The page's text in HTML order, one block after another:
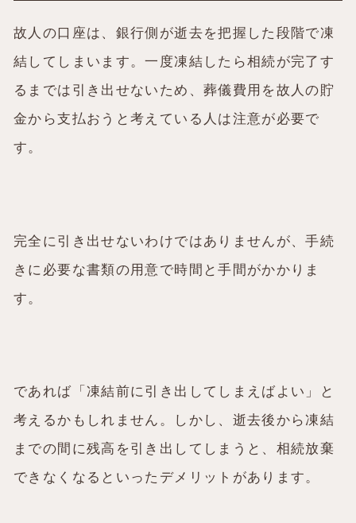
故人の口座は、銀行側が逝去を把握した段階で凍
結してしまいます。一度凍結したら相続が完了す
るまでは引き出せないため、葬儀費用を故人の貯
金から支払おうと考えている人は注意が必要で
す。
完全に引き出せないわけではありませんが、手続
きに必要な書類の用意で時間と手間がかかりま
す。
であれば「凍結前に引き出してしまえばよい」と
考えるかもしれません。しかし、逝去後から凍結
までの間に残高を引き出してしまうと、相続放棄
できなくなるといったデメリットがあります。